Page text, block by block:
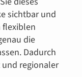
sichtbar und
flexiblen
die
Dadurch
regionaler